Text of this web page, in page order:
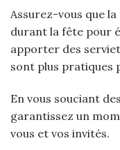
Assurez-vous que
durant la fête pour
apporter des
sont plus pratiques
En vous souciant
garantissez un
vous et vos invités.